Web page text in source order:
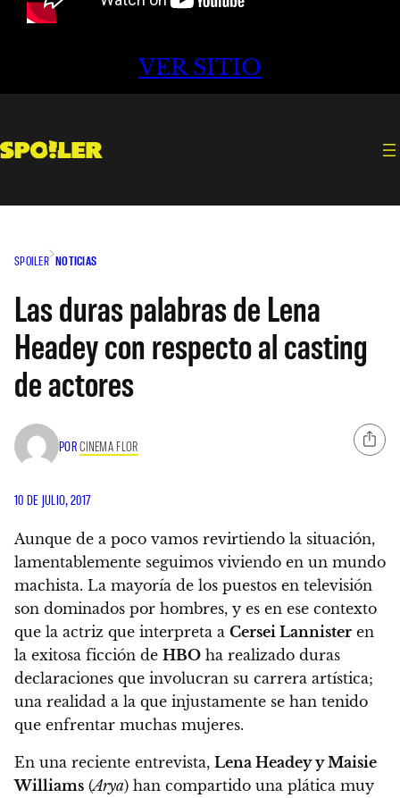
VER SITIO
SPOILER NOTICIAS
Las duras palabras de Lena
Headey con respecto al casting
de actores
PORCINEMA FLOR
10 DE JULIO, 2017
Aunque de a poco vamos revirtiendo la situación,
lamentablemente seguimos viviendo en un mundo
machista. La mayoría de los puestos en televisión
son dominados por hombres, y es en ese contexto
que la actriz que interpreta a Cersei Lannister en
la exitosa ficción de HBO ha realizado duras
declaraciones que involucran su carrera artística;
una realidad a la que injustamente se han tenido
que enfrentar muchas mujeres.
En una reciente entrevista, Lena Headey y Maisie
Williams (Arya) han compartido una plática muy